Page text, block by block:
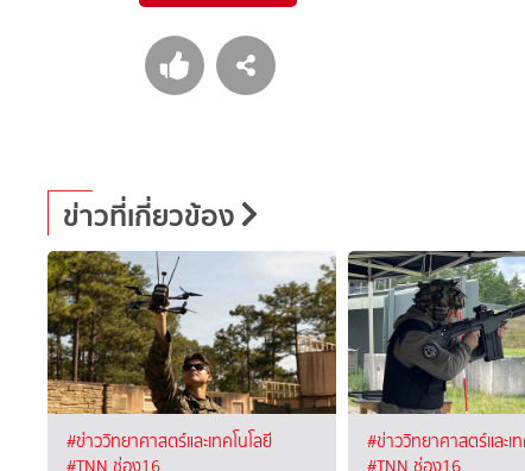
ข่าวที่เกี่ยวข้อง
#ข่าววิทยาศาสตร์และเทคโนโลยี
#ข่าววิทยาศาสตร์และเ